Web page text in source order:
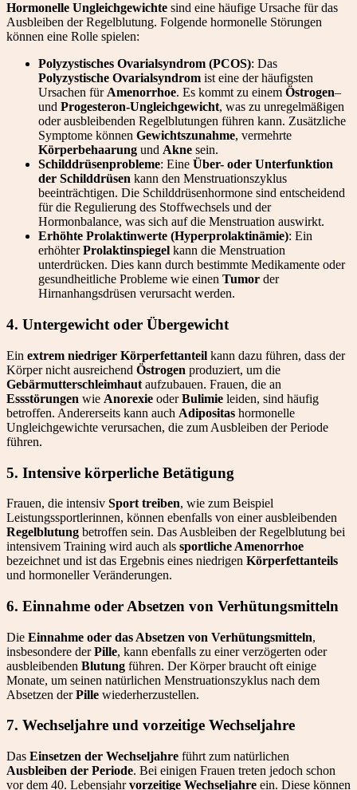
Hormonelle Ungleichgewichte sind eine häufige Ursache für das
Ausbleiben der Regelblutung. Folgende hormonelle Störungen
können eine Rolle spielen:
Polyzystisches Ovarialsyndrom (PCOS): Das
Polyzystische Ovarialsyndrom ist eine der häufigsten
Ursachen fürAmenorrhoe. Es kommt zu einem Östrogen–
und Progesteron-Ungleichgewicht, was zu unregelmäßigen
oder ausbleibenden Regelblutungen führen kann. Zusätzliche
Symptome können Gewichtszunahme, vermehrte
Körperbehaarung und Akne sein.
Schilddrüsenprobleme: Eine Über- oder Unterfunktion
der Schilddrüsen kann den Menstruationszyklus
beeinträchtigen. Die Schilddrüsenhormone sind entscheidend
für die Regulierung des Stoffwechsels und der
Hormonbalance, was sich auf die Menstruation auswirkt.
Erhöhte Prolaktinwerte (Hyperprolaktinämie): Ein
erhöhterProlaktinspiegel kann die Menstruation
unterdrücken. Dies kann durch bestimmte Medikamente oder
gesundheitliche Probleme wie einen Tumor der
Hirnanhangsdrüsen verursacht werden.
4. Untergewicht oder Übergewicht
Ein extrem niedriger Körperfettanteil kann dazu führen, dass der
Körper nicht ausreichend Östrogen produziert, um die
Gebärmutterschleimhaut aufzubauen. Frauen, die an
Essstörungen wie Anorexie oderBulimie leiden, sind häufig
betroffen. Andererseits kann auch Adipositas hormonelle
Ungleichgewichte verursachen, die zum Ausbleiben der Periode
führen.
5. Intensive körperliche Betätigung
Frauen, die intensiv Sport treiben, wie zum Beispiel
Leistungssportlerinnen, können ebenfalls von einer ausbleibenden
Regelblutung betroffen sein. Das Ausbleiben der Regelblutung bei
intensivem Training wird auch als sportliche Amenorrhoe
bezeichnet und ist das Ergebnis eines niedrigen Körperfettanteils
und hormoneller Veränderungen.
6. Einnahme oder Absetzen von Verhütungsmitteln
Die Einnahme oder das Absetzen von Verhütungsmitteln,
insbesondere derPille, kann ebenfalls zu einer verzögerten oder
ausbleibenden Blutung führen. Der Körper braucht oft einige
Monate, um seinen natürlichen Menstruationszyklus nach dem
Absetzen derPille wiederherzustellen.
7. Wechseljahre und vorzeitige Wechseljahre
Das Einsetzen der Wechseljahre führt zum natürlichen
Ausbleiben der Periode. Bei einigen Frauen treten jedoch schon
vor dem 40. Lebensjahrvorzeitige Wechseljahre ein. Diese können